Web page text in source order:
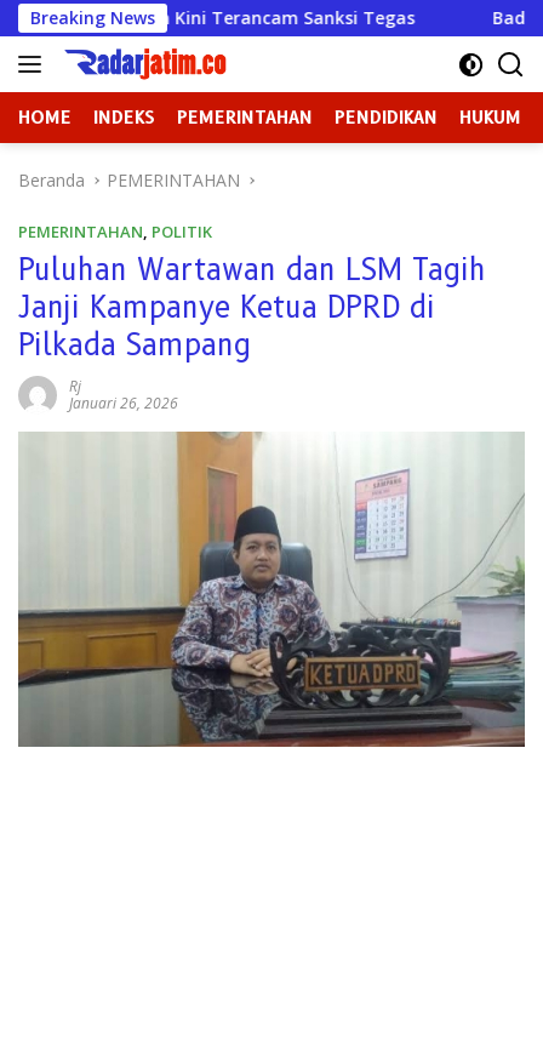
Langsung
ke
konten
Breaking News
Kini Terancam Sanksi Tegas Badan Kehormatan
HOME INDEKS PEMERINTAHAN PENDIDIKAN HUKUM
Beranda PEMERINTAHAN
PEMERINTAHAN, POLITIK
Puluhan Wartawan dan LSM Tagih
Janji Kampanye Ketua DPRD di
Pilkada Sampang
Rj
Januari 26, 2026